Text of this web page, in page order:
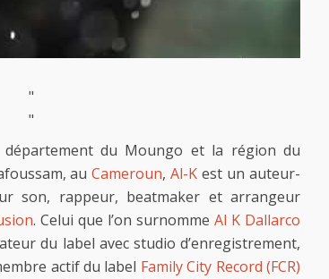
"
"
du Moungo et la région du
auCameroun,Al-K est un auteur-
son, rappeur, beatmaker et arrangeur
. Celui que l’on surnomme Al K Dallarco
du label avec studio d’enregistrement,
actif du label Family City Record (FCR)